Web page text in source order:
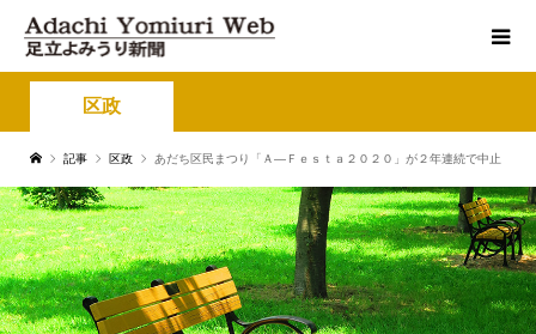
区政
記事 区政 あだち区民まつり「Ａ―Ｆｅｓｔａ２０２０」が２年連続で中止